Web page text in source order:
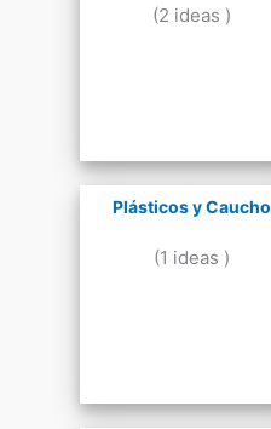
(2 ideas )
Plásticos y Caucho
(1 ideas )